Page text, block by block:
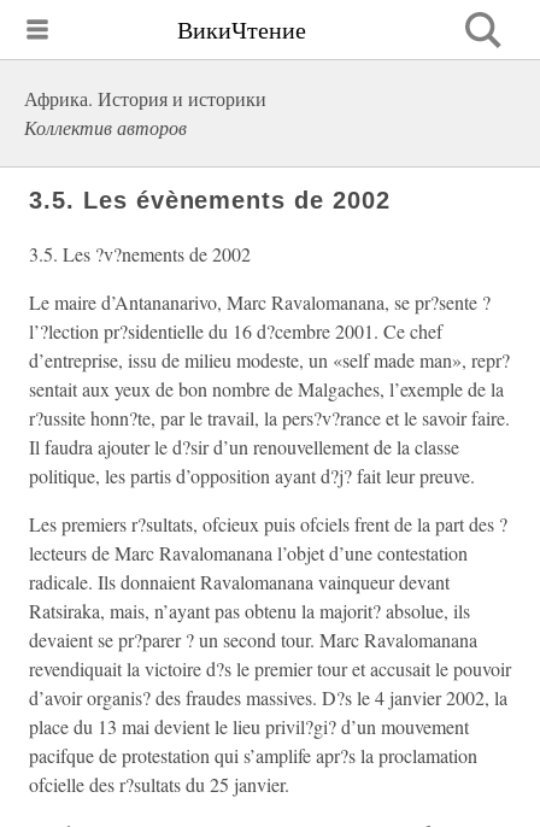
ВикиЧтение
Африка. История и историки
Коллектив авторов
3.5. Les évènements de 2002
3.5. Les ?v?nements de 2002
Le maire d’Antananarivo, Marc Ravalomanana, se pr?sente ?
l’?lection pr?sidentielle du 16 d?cembre 2001. Ce chef
d’entreprise, issu de milieu modeste, un «self made man», repr?
sentait aux yeux de bon nombre de Malgaches, l’exemple de la
r?ussite honn?te, par le travail, la pers?v?rance et le savoir faire.
Il faudra ajouter le d?sir d’un renouvellement de la classe
politique, les partis d’opposition ayant d?j? fait leur preuve.
Les premiers r?sultats, ofcieux puis ofciels frent de la part des ?
lecteurs de Marc Ravalomanana l’objet d’une contestation
radicale. Ils donnaient Ravalomanana vainqueur devant
Ratsiraka, mais, n’ayant pas obtenu la majorit? absolue, ils
devaient se pr?parer ? un second tour. Marc Ravalomanana
revendiquait la victoire d?s le premier tour et accusait le pouvoir
d’avoir organis? des fraudes massives. D?s le 4 janvier 2002, la
place du 13 mai devient le lieu privil?gi? d’un mouvement
pacifque de protestation qui s’amplife apr?s la proclamation
ofcielle des r?sultats du 25 janvier.